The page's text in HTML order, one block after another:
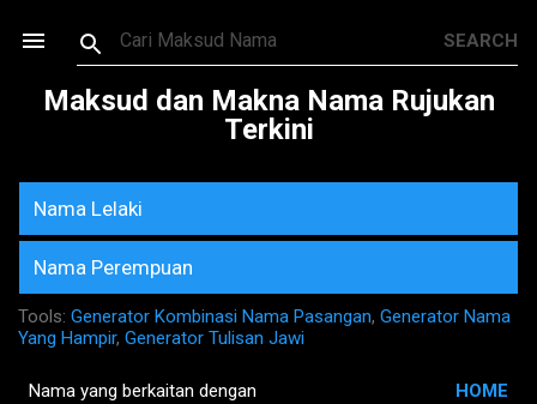
Skip to main content
Maksud dan Makna Nama Rujukan
Terkini
Nama Lelaki
Nama Perempuan
Tools: Generator Kombinasi Nama Pasangan, Generator Nama
Yang Hampir, Generator Tulisan Jawi
Nama yang berkaitan dengan HOME